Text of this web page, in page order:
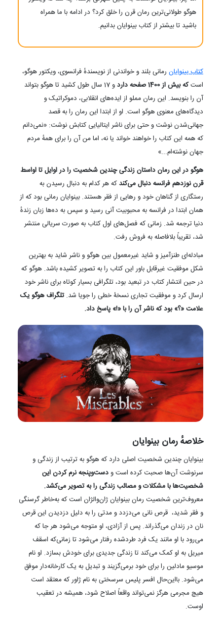
هوگو طولانی‌ترین رمان قرن را خلق کرد؟ در ادامه با ما همراه
باشید تا بیشتر از کتاب بینوایان بدانیم.
کتاب بینوایان رمانی بلند و خواندنی از نویسندهٔ فرانسوی، ویکتور هوگو،
استکه بیش از 1400 صفحه دارد
و 17 سال طول کشید تا هوگو بتواند
آن را بنویسد. این رمان مملو از ایده‌های انقلابی، دموکراتیک و
دیدگاه‌های معنوی هوگو است. او از ابتدا این رمان را به قصد
جهانی‌شدن نوشت و حتی برای ناشر ایتالیایی کتابش نوشت: «نمی‌دانم
که همه این کتاب را خواهند خواند یا نه، اما من آن را برای همهٔ مردم
جهان نوشته‌ام...»
هوگو در این رمان داستان زندگی چندین شخصیت را در اوایل تا اواسط
قرن نوزدهم فرانسه دنبال می‌کندکه هر کدام به دنبال رسیدن به
رستگاری از گناهان خود و رهایی از فقر هستند. بینوایان رمانی بود که از
همان ابتدا در فرانسه به محبوبیت آنی رسید و سپس به ده‌ها زبان زندهٔ
دنیا ترجمه شد. زمانی که فصل‌های اول کتاب به صورت سریالی منتشر
شد، تقریباً بلافاصله به فروش رفت.
مبادله‌ای طنزآمیز و شاید غیرمعمول بین هوگو و ناشر شاید به بهترین
شکل موفقیت غیرقابل باور این کتاب را به تصویر کشیده باشد. هوگو که
در حین انتشار کتاب در تبعید بود، تلگرافی بسیار کوتاه برای ناشر خود
ارسال کرد و موفقیت تجاری نسخۀ خطی را جویا شد. تلگراف هوگو یک
علامت «؟» بود که ناشر آن را با «!» پاسخ داد.
خلاصهٔ رمان بینوایان
بینوایان چندین شخصیت اصلی دارد که هوگو به ترتیب از زندگی و
سرنوشت آن‌ها صحبت کرده است ودست‌وپنجه نرم کردن این
شخصیت‌ها با مشکلات و مصائب زندگی را به تصویر می‌کشد.
معروف‌ترین شخصیت رمان بینوایان ژان‌والژان است که به‌خاطر گرسنگی
و فقر شدید، قرص نانی می‌دزدد و مدتی را به دلیل دزدیدن این قرص
نان در زندان می‌گذراند. پس از آزادی، او متوجه می‌شود هر جا که
می‌رود با او مانند یک فرد طردشده رفتار می‌شود تا زمانی‌که اسقف
میریل به او کمک می‌کند تا زندگی جدیدی برای خودش بسازد. او نام
موسیو مادلین را برای خود برمی‌گزیند و تبدیل به یک کارخانه‌دار موفق
می‌شود. بااین‌حال افسر پلیس سرسختی به نام ژاور که معتقد است
هیچ مجرمی هرگز نمی‌تواند واقعاً اصلاح شود، همیشه در تعقیب
اوست.